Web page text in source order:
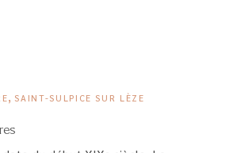
, SAINT-SULPICE SUR LÈZE